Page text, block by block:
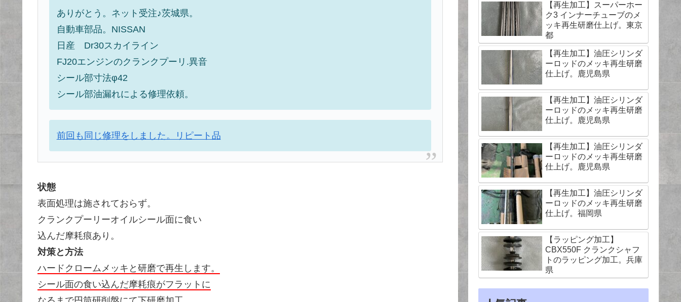
ありがとう。ネット受注♪茨城県。
自動車部品。NISSAN
日産 Dr30スカイライン
FJ20エンジンのクランクプーリ.異音
シール部寸法φ42
シール部油漏れによる修理依頼。
前回も同じ修理をしました。リピート品
状態
表面処理は施されておらず。
クランクプーリーオイルシール面に食い
込んだ摩耗痕あり。
対策と方法
ハードクロームメッキと研磨で再生します。
シール面の食い込んだ摩耗痕がフラットに
【再生加工】スーパーホー
ク3 インナーチューブのメ
ッキ再生研磨仕上げ。東京
都
【再生加工】油圧シリンダ
ーロッドのメッキ再生研磨
仕上げ。鹿児島県
【再生加工】油圧シリンダ
ーロッドのメッキ再生研磨
仕上げ。鹿児島県
【再生加工】油圧シリンダ
ーロッドのメッキ再生研磨
仕上げ。鹿児島県
【再生加工】油圧シリンダ
ーロッドのメッキ再生研磨
仕上げ。福岡県
【ラッピング加工】
CBX550F クランクシャフ
トのラッピング加工。兵庫
県